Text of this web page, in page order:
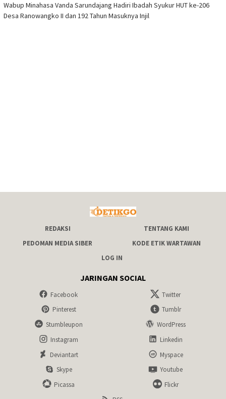
Wabup Minahasa Vanda Sarundajang Hadiri Ibadah Syukur HUT ke-206
Desa Ranowangko II dan 192 Tahun Masuknya Injil
REDAKSI
TENTANG KAMI
PEDOMAN MEDIA SIBER
KODE ETIK WARTAWAN
LOG IN
JARINGAN SOCIAL
Facebook
Twitter
Pinterest
Tumblr
Stumbleupon
WordPress
Instagram
Linkedin
Deviantart
Myspace
Skype
Youtube
Picassa
Flickr